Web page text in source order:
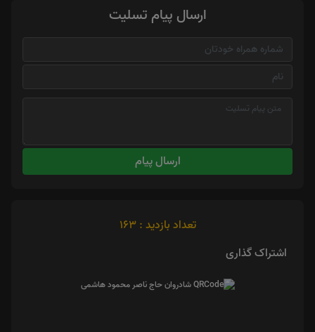
ارسال پیام تسلیت
ارسال پیام
تعداد بازدید : 163
اشتراک گذاری